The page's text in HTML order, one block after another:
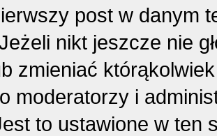
post w danym
nikt jeszcze nie
zmieniać
moderatorzy i
to ustawione w ten